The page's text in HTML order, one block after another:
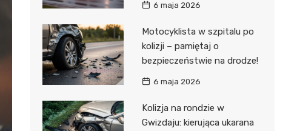
6 maja 2026
Motocyklista w szpitalu po
kolizji – pamiętaj o
bezpieczeństwie na drodze!
6 maja 2026
Kolizja na rondzie w
Gwizdaju: kierująca ukarana